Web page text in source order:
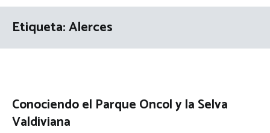
Etiqueta:Alerces
Conociendo el Parque Oncol y la Selva
Valdiviana